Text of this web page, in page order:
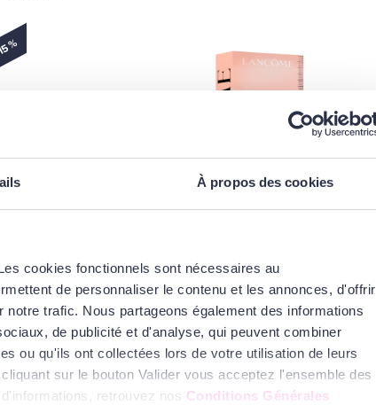
À propos des cookies
cookies fonctionnels sont nécessaires au
de personnaliser le contenu et les annonces, d'offrir
trafic. Nous partageons également des informations
de publicité et d'analyse, qui peuvent combiner
ou qu'ils ont collectées lors de votre utilisation de leurs
sur le bouton Valider vous acceptez l'ensemble des
retrouvez nos Conditions Générales
Nuit Trésor
Calendar
€ 87,55 €
Lash Idôle
Flutter Extension
Coffret Mascara
31,00 €